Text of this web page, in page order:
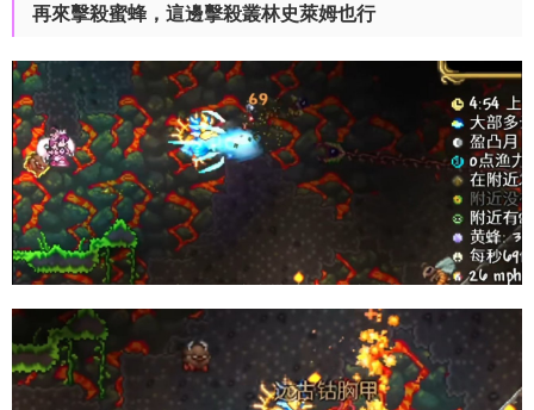
再來擊殺蜜蜂，這邊擊殺叢林史萊姆也行